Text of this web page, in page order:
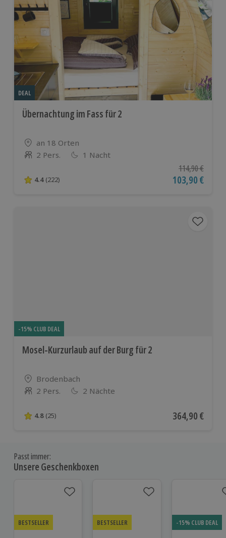
DEAL
Übernachtung im Fass für 2
Standort
an 18 Orten
Anzahl der Teilnehmer
2 Pers. 1 Nacht
4.4 von 5 Sternen basierend auf 222 Bewertungen
4.4 (222)
Ursprünglicher
114,90 €
Aktueller Preis
103,90 €
-15% CLUB DEAL
Mosel-Kurzurlaub auf der Burg für 2
Standort
Brodenbach
Anzahl der Teilnehmer
2 Pers. 2 Nächte
4.8 von 5 Sternen basierend auf 25 Bewertungen
4.8 (25) Aktueller Preis
364,90 €
Passt immer:
Unsere Geschenkboxen
BESTSELLER BESTSELLER -15% CLUB DEAL